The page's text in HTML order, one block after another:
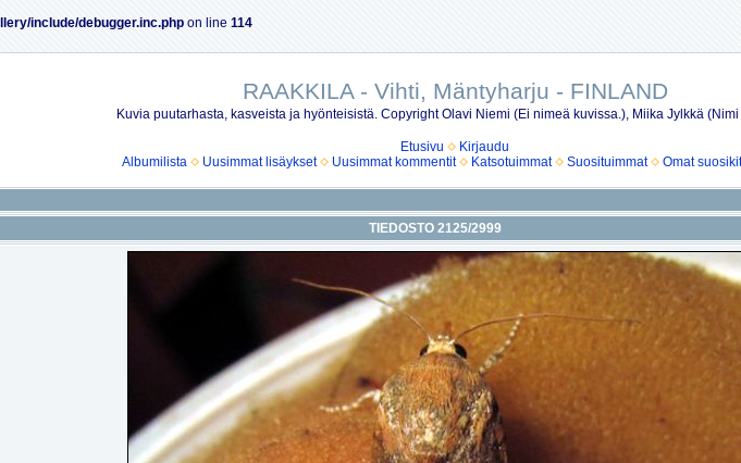
include/debugger.inc.php on line 114
RAAKKILA - Vihti, Mäntyharju - FINLAND
Kuvia puutarhasta, kasveista ja hyönteisistä. Copyright Olavi Niemi (Ei nimeä kuvissa.), Miika Jylkkä
Etusivu
Kirjaudu
Albumilista
Uusimmat lisäykset Uusimmat kommentit Katsotuimmat Suosituimmat Omat suosikit
TIEDOSTO 2125/2999